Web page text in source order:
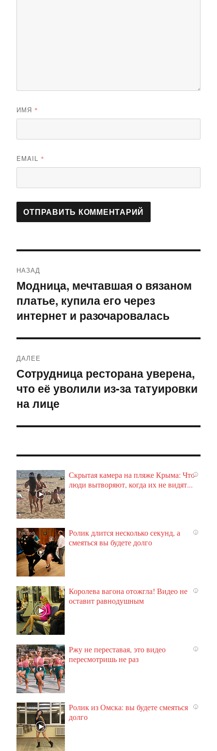
ИМЯ *
EMAIL *
по
записям
НАЗАД
Предыдущая
запись:
Модница, мечтавшая о вязаном
платье, купила его через
интернет и разочаровалась
ДАЛЕЕ
Следующая
запись:
Сотрудница ресторана уверена,
что её уволили из-за татуировки
на лице
i
Скрытая камера на пляже Крыма: Что
люди вытворяют, когда их не видят...
i
Ролик длится несколько секунд, а
смеяться вы будете долго
i
Королева вагона отожгла! Видео не
оставит равнодушным
i
Ржу не переставая, это видео
пересмотришь не раз
i
Ролик из Омска: вы будете смеяться
долго